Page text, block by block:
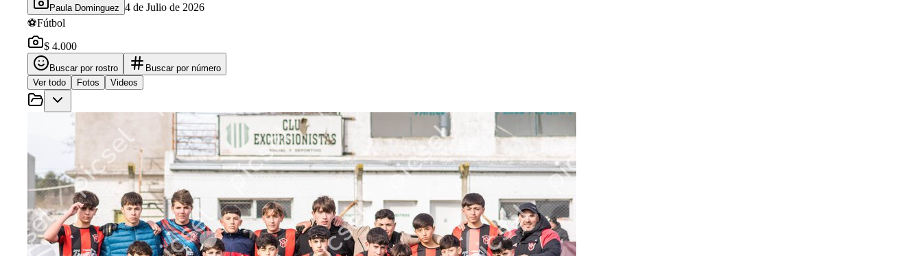
Paula Dominguez 4 de Julio de 2026
⚽Fútbol
$ 4.000
Buscar por rostro
Buscar por número
Ver todo
Fotos Videos